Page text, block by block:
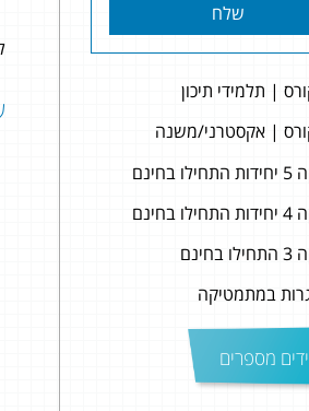
שלח
| תלמידי תיכון
| אקסטרני/משנה
במתמטיקה
מספרים